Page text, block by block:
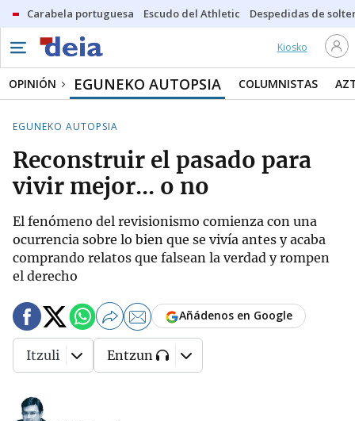
Carabela portuguesa Escudo del Athletic Despedidas de
Kiosko
OPINIÓN EGUNEKO AUTOPSIA COLUMNISTAS
EGUNEKO AUTOPSIA
Reconstruir el pasado para
vivir mejor... o no
El fenómeno del revisionismo comienza con una
ocurrencia sobre lo bien que se vivía antes y acaba
comprando relatos que falsean la verdad y rompen
el derecho
Añádenos en Google
Itzuli Entzun